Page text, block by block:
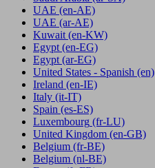
UAE (en-AE)
UAE (ar-AE)
Kuwait (en-KW)
Egypt (en-EG)
Egypt (ar-EG)
United States - Spanish (en)
Ireland (en-IE)
Italy (it-IT)
Spain (es-ES)
Luxembourg (fr-LU)
United Kingdom (en-GB)
Belgium (fr-BE)
Belgium (nl-BE)